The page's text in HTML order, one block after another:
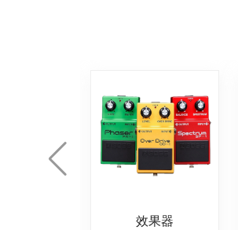
效果器